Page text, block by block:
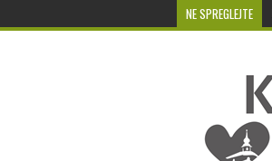
NE SPREGLEJTE